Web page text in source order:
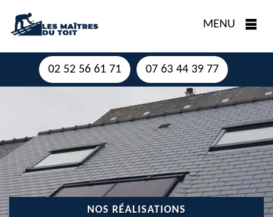
MENU
02 52 56 61 71 07 63 44 39 77
NOS RÉALISATIONS